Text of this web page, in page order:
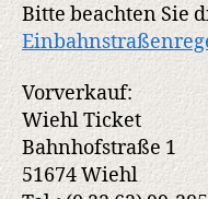
Bitte beachten Sie
Vorverkauf:
Wiehl Ticket
Bahnhofstraße 1
51674 Wiehl